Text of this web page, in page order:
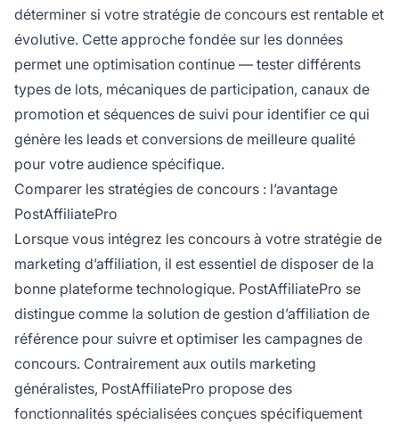
déterminer si votre stratégie de concours est rentable et
évolutive. Cette approche fondée sur les données
permet une optimisation continue — tester différents
types de lots, mécaniques de participation, canaux de
promotion et séquences de suivi pour identifier ce qui
génère les leads et conversions de meilleure qualité
pour votre audience spécifique.
Comparer les stratégies de concours : l’avantage
PostAffiliatePro
Lorsque vous intégrez les concours à votre stratégie de
marketing d’affiliation, il est essentiel de disposer de la
bonne plateforme technologique. PostAffiliatePro se
distingue comme la solution de gestion d’affiliation de
référence pour suivre et optimiser les campagnes de
concours. Contrairement aux outils marketing
généralistes, PostAffiliatePro propose des
fonctionnalités spécialisées conçues spécifiquement